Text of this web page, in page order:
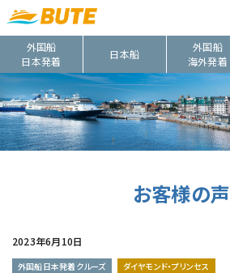
外国船
日本発着
日本船
外国船
海外発着
お客様の声
2023年6月10日
外国船日本発着クルーズ ダイヤモンド・プリンセス